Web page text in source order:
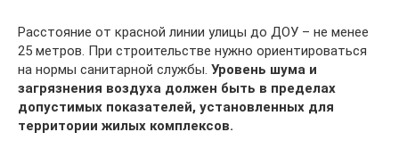
Расстояние от красной линии улицы до ДОУ – не менее
25 метров. При строительстве нужно ориентироваться
на нормы санитарной службы. Уровень шума и
загрязнения воздуха должен быть в пределах
допустимых показателей, установленных для
территории жилых комплексов.